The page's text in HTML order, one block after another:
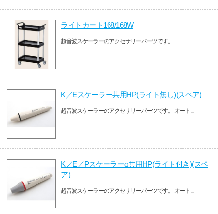
ライトカート168/168W
超音波スケーラーのアクセサリーパーツです。
K／Eスケーラー共用HP(ライト無し)(スペア)
超音波スケーラーのアクセサリーパーツです。 オート...
K／E／Pスケーラーα共用HP(ライト付き)(スペ
ア)
超音波スケーラーのアクセサリーパーツです。 オート...